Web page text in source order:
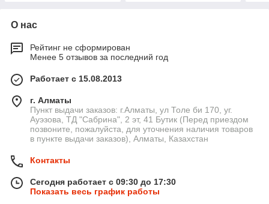
О нас
Рейтинг не сформирован
Менее 5 отзывов за последний год
Работает с 15.08.2013
г. Алматы
Пункт выдачи заказов: г.Алматы, ул Толе би 170, уг.
Ауэзова, ТД "Сабрина", 2 эт, 41 Бутик (Перед приездом
позвоните, пожалуйста, для уточнения наличия товаров
в пункте выдачи заказов), Алматы, Казахстан
Контакты
Сегодня работает с 09:30 до 17:30
Показать весь график работы